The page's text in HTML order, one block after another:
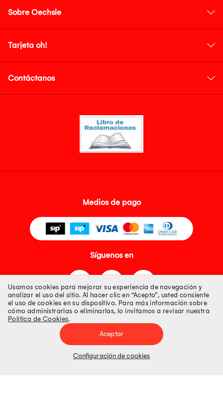
Sobre Oechsle
Tarjeta oh!
Contáctanos
Medios de pago
Síguenos en
Tienda 100% Segura
Tiendas Peruanas S.A. R.U.C. Nº 20493020618. Todos los derechos
Precios disponibles solo en www.oechsle.pe. Precios online publicados
Usamos cookies para mejorar su experiencia de navegación y
analizar el uso del sitio. Al hacer clic en “Acepto”, usted consiente
el uso de cookies en su dispositivo. Para más información sobre
cómo administrarlas o eliminarlas, lo invitamos a revisar nuestra
Política de Cookies.
Aceptar
Configuración de cookies